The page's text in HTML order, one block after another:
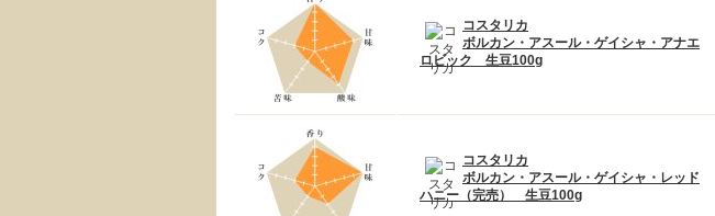
コスタリカ
ボルカン・アスール・ゲイシャ・アナエ
ロビック 生豆100g
コスタリカ
ボルカン・アスール・ゲイシャ・レッド
ハニー（完売） 生豆100g